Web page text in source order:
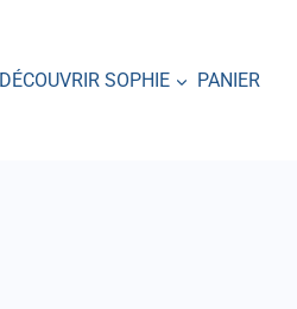
DÉCOUVRIR SOPHIE PANIER